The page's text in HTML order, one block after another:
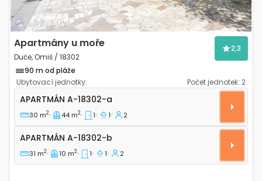
Apartmány u moře
Duće, Omiš / 18302
2,3
90 m od pláže
Ubytovací jednotky:
Počet jednotek: 2
Jednopokojový apartmán Duće, Omiš A-18302-a
APARTMÁN A-18302-a
30 m2 44 m2 1 1 2
Apartmán A-18302-b
APARTMÁN A-18302-b
31 m2 10 m2 1 1 2